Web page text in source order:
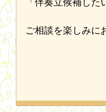
「伴奏立候補し
ご相談を楽しみに